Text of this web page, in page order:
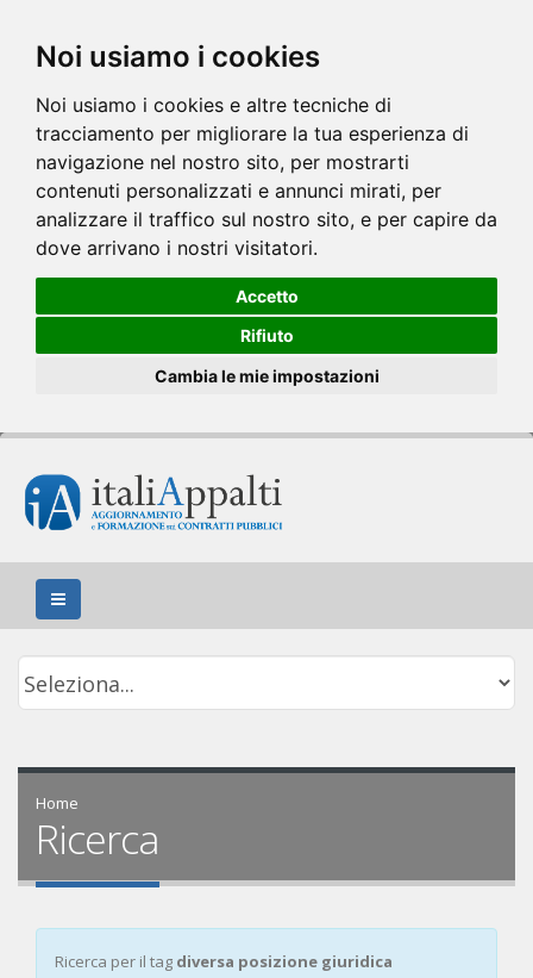
Noi usiamo i cookies
Noi usiamo i cookies e altre tecniche di
tracciamento per migliorare la tua esperienza di
navigazione nel nostro sito, per mostrarti
contenuti personalizzati e annunci mirati, per
analizzare il traffico sul nostro sito, e per capire da
dove arrivano i nostri visitatori.
Accetto
Rifiuto
Cambia le mie impostazioni
Home
Ricerca
Ricerca per il tag diversa posizione giuridica